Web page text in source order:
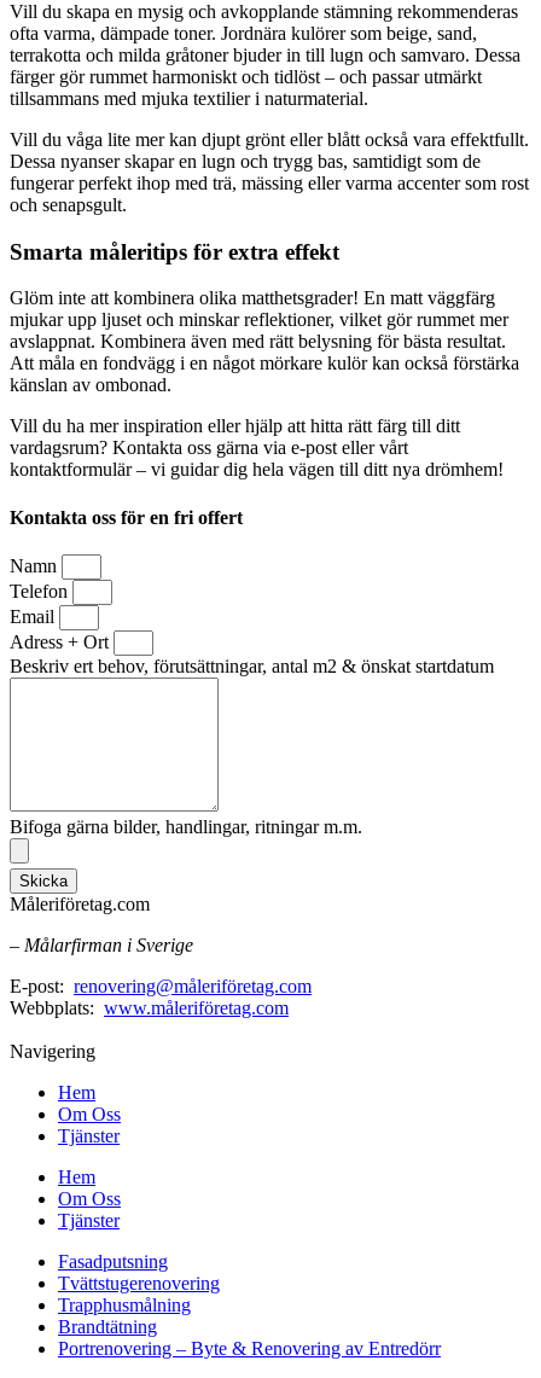
Vill du skapa en mysig och avkopplande stämning rekommenderas
ofta varma, dämpade toner. Jordnära kulörer som beige, sand,
terrakotta och milda gråtoner bjuder in till lugn och samvaro. Dessa
färger gör rummet harmoniskt och tidlöst – och passar utmärkt
tillsammans med mjuka textilier i naturmaterial.
Vill du våga lite mer kan djupt grönt eller blått också vara effektfullt.
Dessa nyanser skapar en lugn och trygg bas, samtidigt som de
fungerar perfekt ihop med trä, mässing eller varma accenter som rost
och senapsgult.
Smarta måleritips för extra effekt
Glöm inte att kombinera olika matthetsgrader! En matt väggfärg
mjukar upp ljuset och minskar reflektioner, vilket gör rummet mer
avslappnat. Kombinera även med rätt belysning för bästa resultat.
Att måla en fondvägg i en något mörkare kulör kan också förstärka
känslan av ombonad.
Vill du ha mer inspiration eller hjälp att hitta rätt färg till ditt
vardagsrum? Kontakta oss gärna via e-post eller vårt
kontaktformulär – vi guidar dig hela vägen till ditt nya drömhem!
Kontakta oss för en fri offert
Namn
Telefon
Email
Adress + Ort
Beskriv ert behov, förutsättningar, antal m2 & önskat startdatum
Bifoga gärna bilder, handlingar, ritningar m.m.
Skicka
Måleriföretag.com
– Målarfirman i Sverige
E-post: renovering@måleriföretag.com
Webbplats: www.måleriföretag.com
Navigering
Hem
Om Oss
Tjänster
Hem
Om Oss
Tjänster
Fasadputsning
Tvättstugerenovering
Trapphusmålning
Brandtätning
Portrenovering – Byte & Renovering av Entredörr